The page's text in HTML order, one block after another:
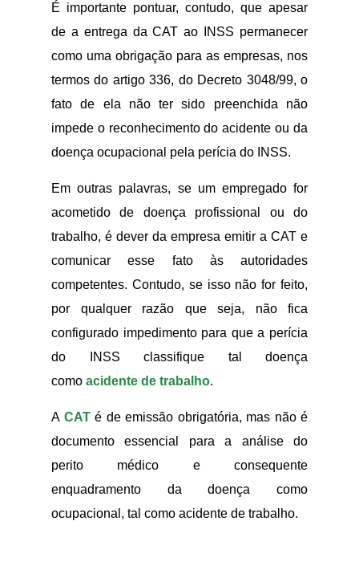
É importante pontuar, contudo, que apesar
de a entrega da CAT ao INSS permanecer
como uma obrigação para as empresas, nos
termos do artigo 336, do Decreto 3048/99, o
fato de ela não ter sido preenchida não
impede o reconhecimento do acidente ou da
doença ocupacional pela perícia do INSS.
Em outras palavras, se um empregado for
acometido de doença profissional ou do
trabalho, é dever da empresa emitir a CAT e
comunicar esse fato às autoridades
competentes. Contudo, se isso não for feito,
por qualquer razão que seja, não fica
configurado impedimento para que a perícia
do INSS classifique tal doença
como acidente de trabalho.
A CATé de emissão obrigatória, mas não é
documento essencial para a análise do
perito médico e consequente
enquadramento da doença como
ocupacional, tal como acidente de trabalho.